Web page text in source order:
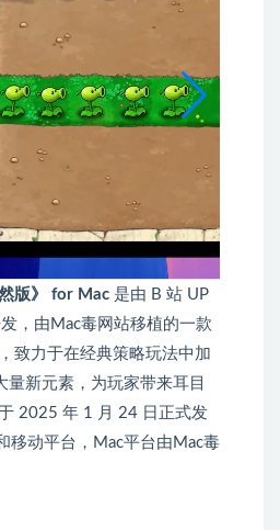
版》 for Mac 是由 B 站 UP
，由Mac毒网站移植的一款
致力于在经典策略玩法中加
量新元素，为玩家带来耳目
2025 年 1 月 24 日正式发
移动平台，Mac平台由Mac毒